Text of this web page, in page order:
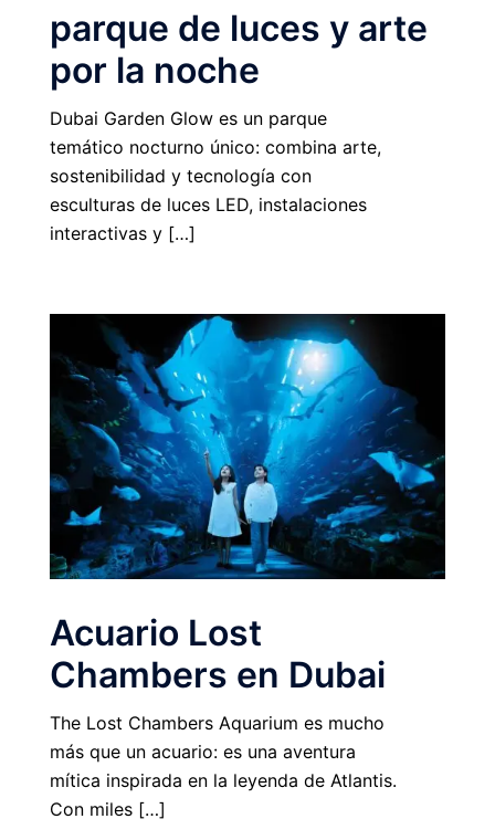
parque de luces y arte
por la noche
Dubai Garden Glow es un parque
temático nocturno único: combina arte,
sostenibilidad y tecnología con
esculturas de luces LED, instalaciones
interactivas y […]
Acuario Lost
Chambers en Dubai
The Lost Chambers Aquarium es mucho
más que un acuario: es una aventura
mítica inspirada en la leyenda de Atlantis.
Con miles […]